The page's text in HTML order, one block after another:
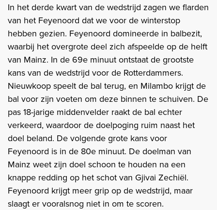
In het derde kwart van de wedstrijd zagen we flarden
van het Feyenoord dat we voor de winterstop
hebben gezien. Feyenoord domineerde in balbezit,
waarbij het overgrote deel zich afspeelde op de helft
van Mainz. In de 69e minuut ontstaat de grootste
kans van de wedstrijd voor de Rotterdammers.
Nieuwkoop speelt de bal terug, en Milambo krijgt de
bal voor zijn voeten om deze binnen te schuiven. De
pas 18-jarige middenvelder raakt de bal echter
verkeerd, waardoor de doelpoging ruim naast het
doel beland. De volgende grote kans voor
Feyenoord is in de 80e minuut. De doelman van
Mainz weet zijn doel schoon te houden na een
knappe redding op het schot van Gjivai Zechiël.
Feyenoord krijgt meer grip op de wedstrijd, maar
slaagt er vooralsnog niet in om te scoren.